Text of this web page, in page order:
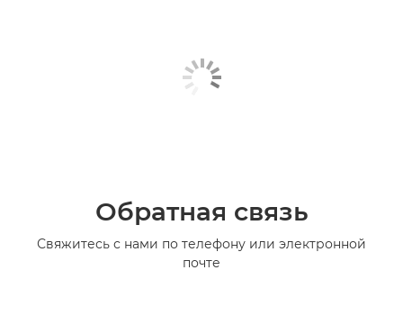
Обратная связь
Свяжитесь с нами по телефону или электронной
почте